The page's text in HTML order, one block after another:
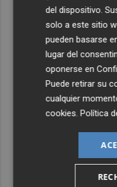
El Racó Gastronómico
viernes noche sus
del dispositivo.
solo a este sitio
pueden basarse
lugar del
oponerse en
Puede retirar su
cualquier
cookies.Política